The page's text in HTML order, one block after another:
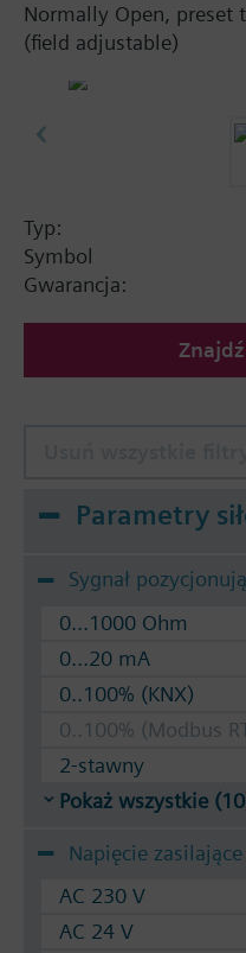
Normally Open, preset
(field adjustable)
Typ:
Symbol
Gwarancja:
Parametry
Sygnał
0...1000 Ohm
0...20 mA
0..100% (KNX)
0..100% (Modbus
2-stawny
Pokaż wszystkie
Napięcie zasilające
AC 230 V
AC 24 V